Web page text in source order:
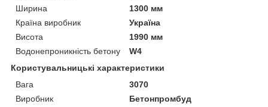
Ширина
1300 мм
Країна виробник
Україна
Висота
1990 мм
Водонепроникність бетону
W4
Користувальницькі характеристики
Вага
3070
Виробник
Бетонпромбуд